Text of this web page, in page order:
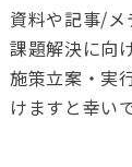
資料や記事/メ
課題解決に向
施策立案・実
けますと幸い